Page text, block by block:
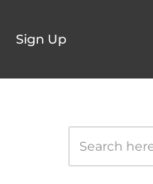
Sign Up